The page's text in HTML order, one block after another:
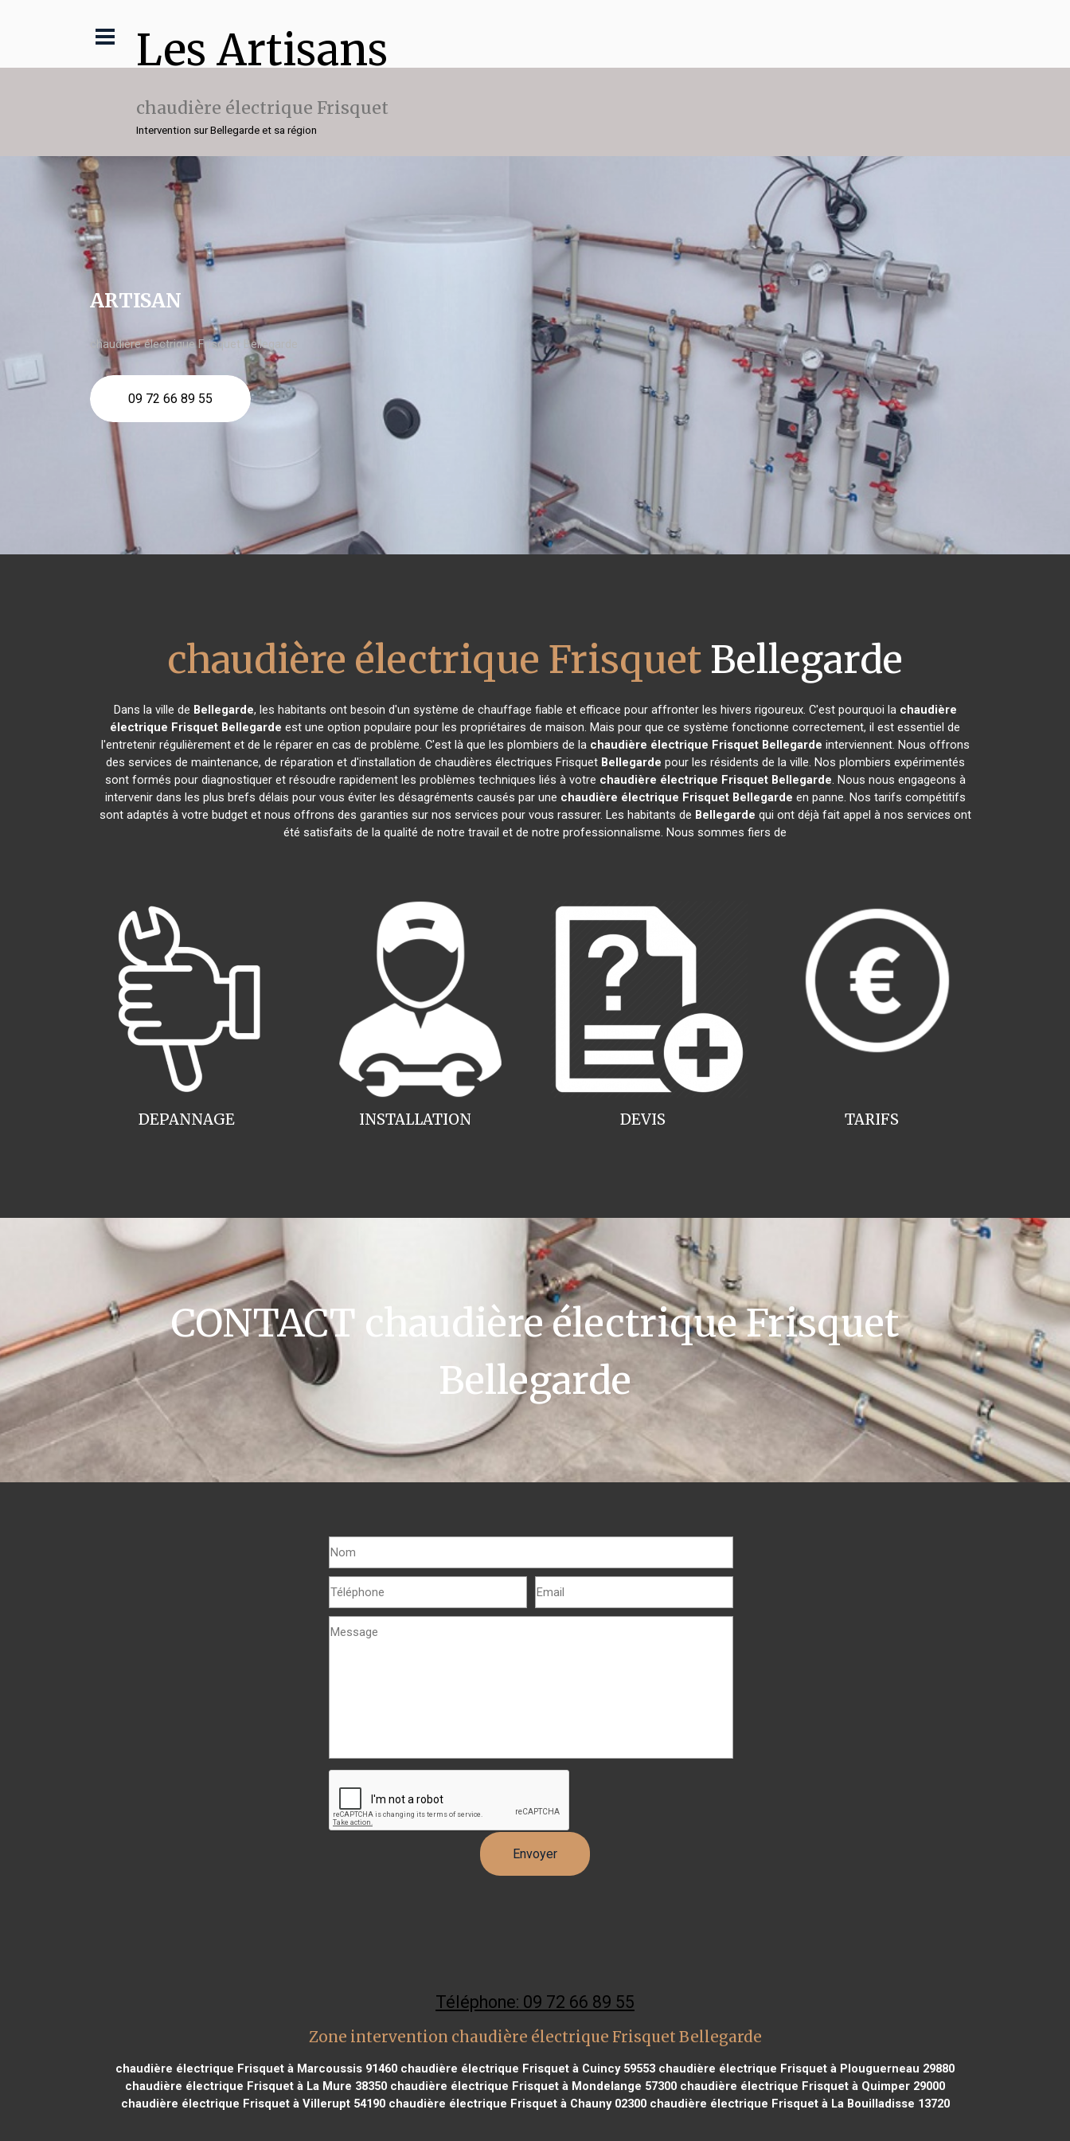
Les Artisans
chaudière électrique Frisquet
Intervention sur Bellegarde et sa région
ARTISAN
chaudière électrique Frisquet Bellegarde
09 72 66 89 55
chaudière électrique Frisquet Bellegarde
Dans la ville de Bellegarde, les habitants ont besoin d'un système de chauffage fiable et efficace pour affronter les hivers rigoureux. C'est pourquoi la chaudière
électrique Frisquet Bellegarde est une option populaire pour les propriétaires de maison. Mais pour que ce système fonctionne correctement, il est essentiel de
l'entretenir régulièrement et de le réparer en cas de problème. C'est là que les plombiers de la chaudière électrique Frisquet Bellegarde interviennent. Nous offrons
des services de maintenance, de réparation et d'installation de chaudières électriques Frisquet Bellegarde pour les résidents de la ville. Nos plombiers expérimentés
sont formés pour diagnostiquer et résoudre rapidement les problèmes techniques liés à votre chaudière électrique Frisquet Bellegarde. Nous nous engageons à
intervenir dans les plus brefs délais pour vous éviter les désagréments causés par une chaudière électrique Frisquet Bellegarde en panne. Nos tarifs compétitifs
sont adaptés à votre budget et nous offrons des garanties sur nos services pour vous rassurer. Les habitants de Bellegarde qui ont déjà fait appel à nos services ont
été satisfaits de la qualité de notre travail et de notre professionnalisme. Nous sommes fiers de
INSTALLATION
DEPANNAGE TARIFS
DEVIS
CONTACT chaudière électrique Frisquet
Bellegarde
Téléphone: 09 72 66 89 55
Zone intervention chaudière électrique Frisquet Bellegarde
chaudière électrique Frisquet à Marcoussis 91460 chaudière électrique Frisquet à Cuincy 59553 chaudière électrique Frisquet à Plouguerneau 29880
chaudière électrique Frisquet à La Mure 38350 chaudière électrique Frisquet à Mondelange 57300 chaudière électrique Frisquet à Quimper 29000
chaudière électrique Frisquet à Villerupt 54190chaudière électrique Frisquet à Chauny 02300chaudière électrique Frisquet à La Bouilladisse 13720